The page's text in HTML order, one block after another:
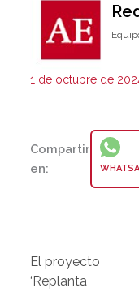
1 de octubre de
Compartir
en:
El proyecto
‘Replanta